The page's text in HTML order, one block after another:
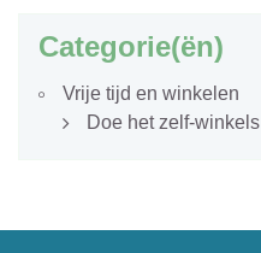
Categorie(ën)
Vrije tijd en winkelen
Doe het zelf-winkels